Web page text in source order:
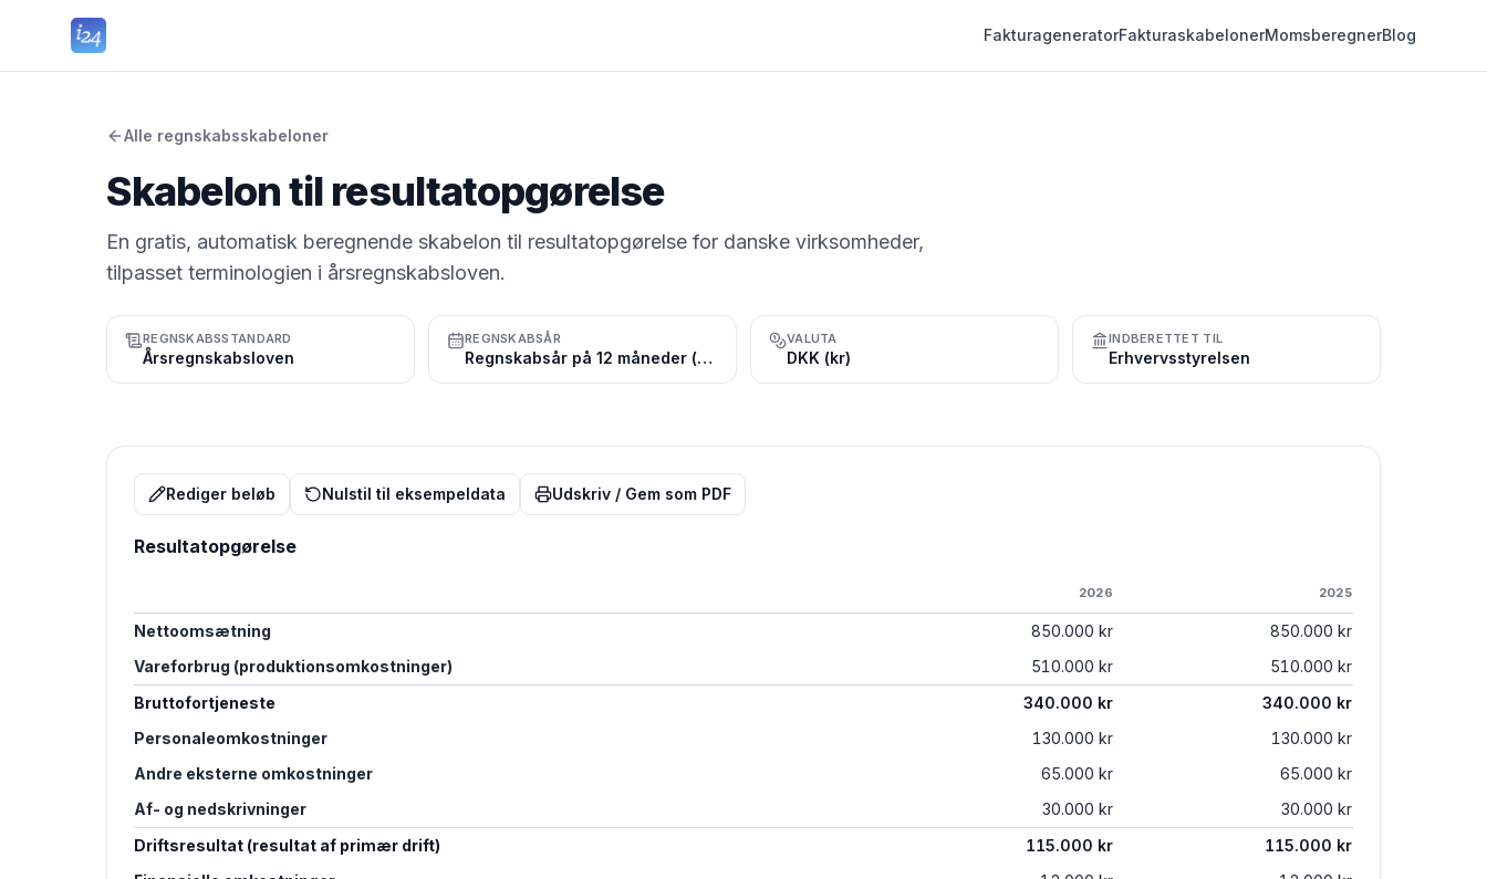
FakturageneratorFakturaskabelonerMomsberegnerBlog
Alle regnskabsskabeloner
Skabelon til resultatopgørelse
En gratis, automatisk beregnende skabelon til resultatopgørelse for danske virksomheder,
tilpasset terminologien i årsregnskabsloven.
REGNSKABSSTANDARD
Årsregnskabsloven
REGNSKABSÅR
Regnskabsår på 12 måneder (ofte kalenderåret, 1. januar – 31. december)
VALUTA
DKK (kr)
INDBERETTET TIL
Erhvervsstyrelsen
Rediger beløb Nulstil til eksempeldata Udskriv / Gem som PDF
Resultatopgørelse
2026 2025
Nettoomsætning 850.000 kr
850.000 kr
Vareforbrug (produktionsomkostninger)
510.000 kr
510.000 kr
Bruttofortjeneste
340.000 kr
340.000 kr
Personaleomkostninger
130.000 kr
130.000 kr
Andre eksterne omkostninger
65.000 kr
65.000 kr
Af- og nedskrivninger
30.000 kr
30.000 kr
Driftsresultat (resultat af primær drift)
115.000 kr
115.000 kr